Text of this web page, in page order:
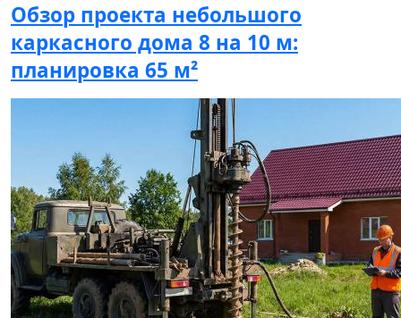
Обзор проекта небольшого
каркасного дома 8 на 10 м:
планировка 65 м²